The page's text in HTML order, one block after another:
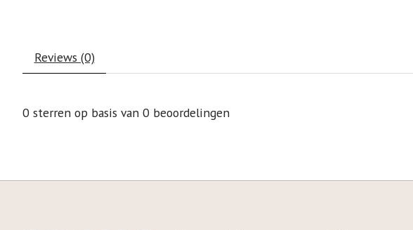
Reviews (0)
0 sterren op basis van 0 beoordelingen